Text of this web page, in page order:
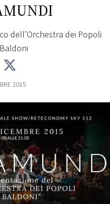
dell’Orchestra dei Popoli
2015